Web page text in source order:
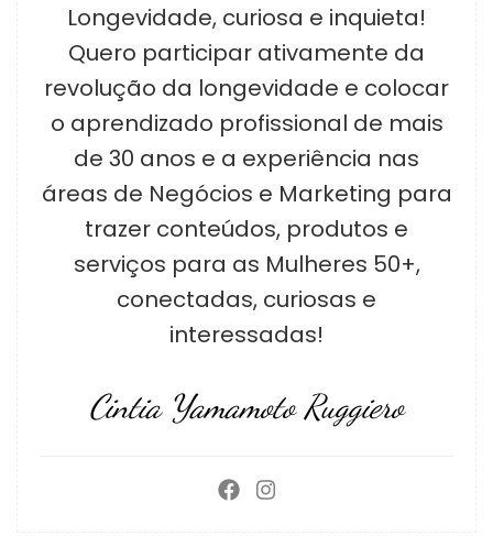
Longevidade, curiosa e inquieta!
Quero participar ativamente da
revolução da longevidade e colocar
o aprendizado profissional de mais
de 30 anos e a experiência nas
áreas de Negócios e Marketing para
trazer conteúdos, produtos e
serviços para as Mulheres 50+,
conectadas, curiosas e
interessadas!
Cintia Yamamoto Ruggiero